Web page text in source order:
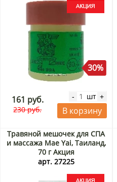
30%
161 руб.
230 руб.
- шт +
В корзину
Травяной мешочек для СПА
и массажа Mae Yai, Таиланд,
70 г Акция
арт. 27225